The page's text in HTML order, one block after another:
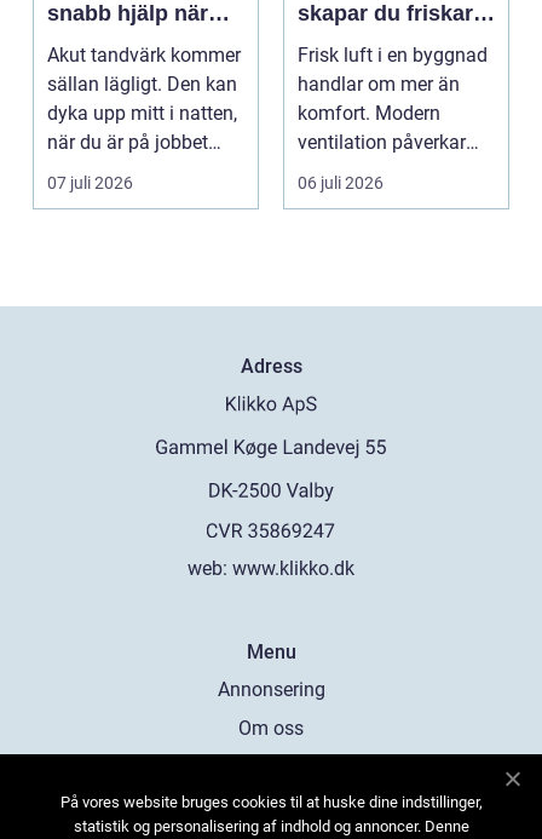
snabb hjälp när
tanden krisar
Akut tandvärk kommer
sällan lägligt. Den kan
dyka upp mitt i natten,
när du är på jobbet
eller preci...
07 juli 2026
skapar du friskare
byggnader och
lägre
energikostnader
Frisk luft i en byggnad
handlar om mer än
komfort. Modern
ventilation påverkar
hälsa...
06 juli 2026
Adress
web: www.klikko.dk
Menu
Annonsering
Om oss
Kontakta oss
På vores website bruges cookies til at huske dine indstillinger,
statistik og personalisering af indhold og annoncer. Denne